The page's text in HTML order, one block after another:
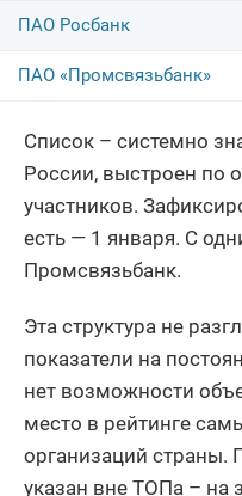
ПАО Росбанк
ПАО «Промсвязьбанк»
Список – системно
России, выстроен по
участников.
есть — 1 января. С
Промсвязьбанк.
Эта структура не
показатели на
нет возможности
место в рейтинге
организаций страны.
указан вне ТОПа – на